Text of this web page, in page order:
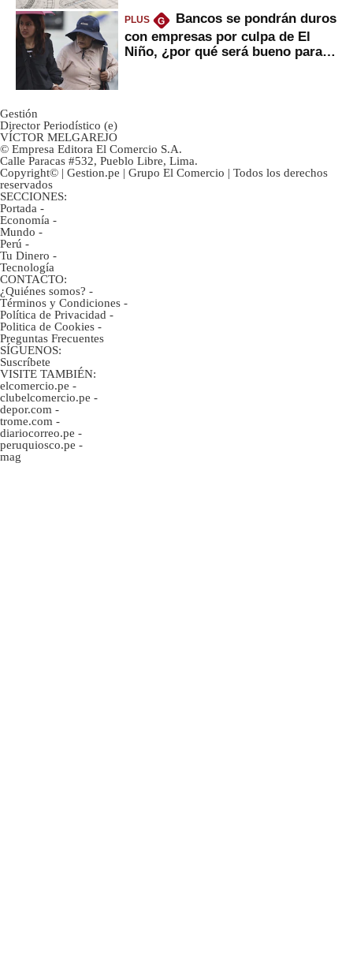
PLUS G
Bancos se pondrán duros
con empresas por culpa de El
Niño, ¿por qué será bueno para
Gestión
Director Periodístico (e)
VÍCTOR MELGAREJO
© Empresa Editora El Comercio S.A.
Calle Paracas #532, Pueblo Libre, Lima.
Copyright© | Gestion.pe | Grupo El Comercio | Todos los derechos
reservados
SECCIONES:
Portada -
Economía -
Mundo -
Perú -
Tu Dinero -
Tecnología
CONTACTO:
¿Quiénes somos? -
Términos y Condiciones -
Política de Privacidad -
Politica de Cookies -
Preguntas Frecuentes
SÍGUENOS:
Suscríbete
VISITE TAMBIÉN:
elcomercio.pe -
clubelcomercio.pe -
depor.com -
trome.com -
diariocorreo.pe -
peruquiosco.pe -
mag